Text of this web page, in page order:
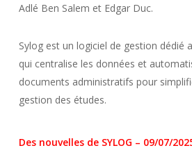
Adlé Ben Salem et Edgar Duc.
Sylog est un logiciel de gestion dédié
qui centralise les données et
documents administratifs pour
gestion des études.
Des nouvelles de SYLOG – 09/07/